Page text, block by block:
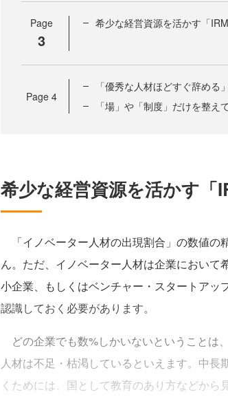
Page
3
希少な経営資源を活かす「
Page 4
「優秀な人材ほどすぐ辞める
「場」や「制度」だけを整え
希少な経営資源を活かす「
「イノベーター人材の出現割合」の数値の
ん。ただ、イノベーター人材は企業におい
小企業、もしくはベンチャー・スタートア
認識しておく必要があります。
どの企業でも数%しかいないということは
人材は不足・枯渇しているといえます。中
くためには、国として教育のあり方などか